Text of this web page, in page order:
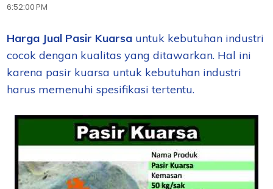
6:52:00 PM
Harga Jual Pasir Kuarsa untuk kebutuhan industri
cocok dengan kualitas yang ditawarkan. Hal ini
karena pasir kuarsa untuk kebutuhan industri
harus memenuhi spesifikasi tertentu.